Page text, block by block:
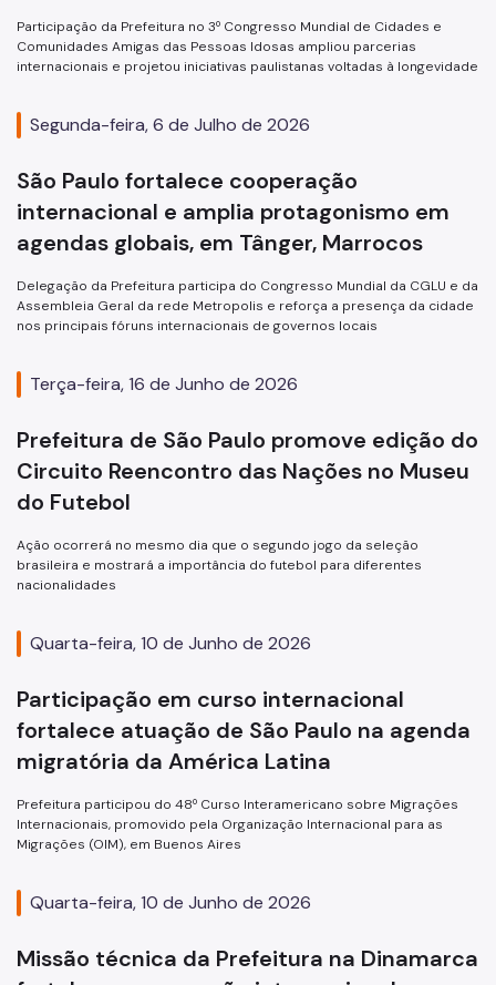
Participação da Prefeitura no 3º Congresso Mundial de Cidades e
Comunidades Amigas das Pessoas Idosas ampliou parcerias
internacionais e projetou iniciativas paulistanas voltadas à longevidade
Segunda-feira, 6 de Julho de 2026
São Paulo fortalece cooperação
internacional e amplia protagonismo em
agendas globais, em Tânger, Marrocos
Delegação da Prefeitura participa do Congresso Mundial da CGLU e da
Assembleia Geral da rede Metropolis e reforça a presença da cidade
nos principais fóruns internacionais de governos locais
Terça-feira, 16 de Junho de 2026
Prefeitura de São Paulo promove edição do
Circuito Reencontro das Nações no Museu
do Futebol
Ação ocorrerá no mesmo dia que o segundo jogo da seleção
brasileira e mostrará a importância do futebol para diferentes
nacionalidades
Quarta-feira, 10 de Junho de 2026
Participação em curso internacional
fortalece atuação de São Paulo na agenda
migratória da América Latina
Prefeitura participou do 48º Curso Interamericano sobre Migrações
Internacionais, promovido pela Organização Internacional para as
Migrações (OIM), em Buenos Aires
Quarta-feira, 10 de Junho de 2026
Missão técnica da Prefeitura na Dinamarca